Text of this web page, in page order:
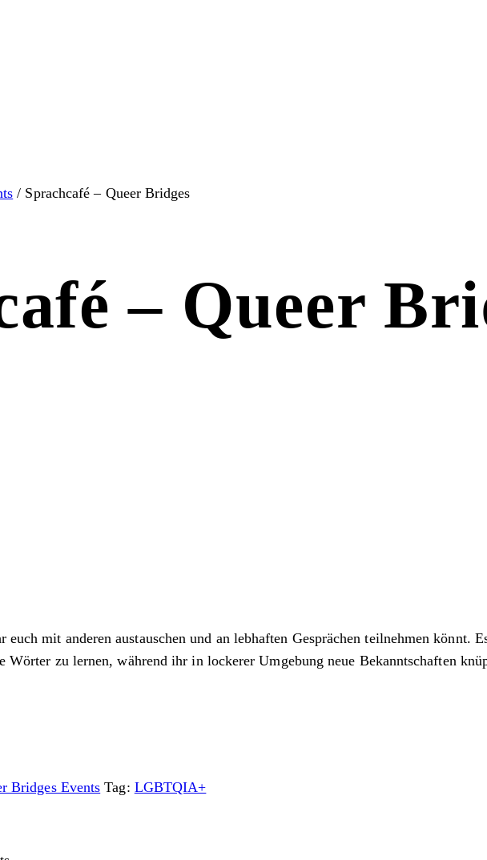
/ Sprachcafé – Queer Bridges
– Queer
mit anderen austauschen und an lebhaften Gesprächen teilnehmen könnt.
Wörter zu lernen, während ihr in lockerer Umgebung neue Bekanntschaften
Bridges Events Tag: LGBTQIA+